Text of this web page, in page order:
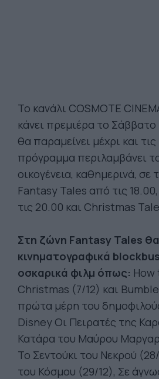
Το κανάλι COSMOTE
κάνει πρεμιέρα το Σάββατο
θα παραμείνει μέχρι και
πρόγραμμα περιλαμβάνει
οικογένεια, καθημερινά, σε
Fantasy Tales από τις
τις 20.00 και Christmas
Στη ζώνη Fantasy Tales
κινηματογραφικά
οσκαρικά φιλμ όπως:
Christmas (7/12) και
πρώτα μέρη του
Disney Οι Πειρατές της
Κατάρα του Μαύρου
Το Σεντούκι του Νεκρού
του Κόσμου (29/12), Σε